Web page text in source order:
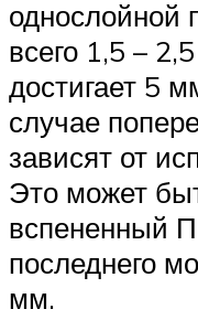
однослойной
всего 1,5 –
достигает 5
случае
зависят от
Это может
вспененный
последнего
мм.